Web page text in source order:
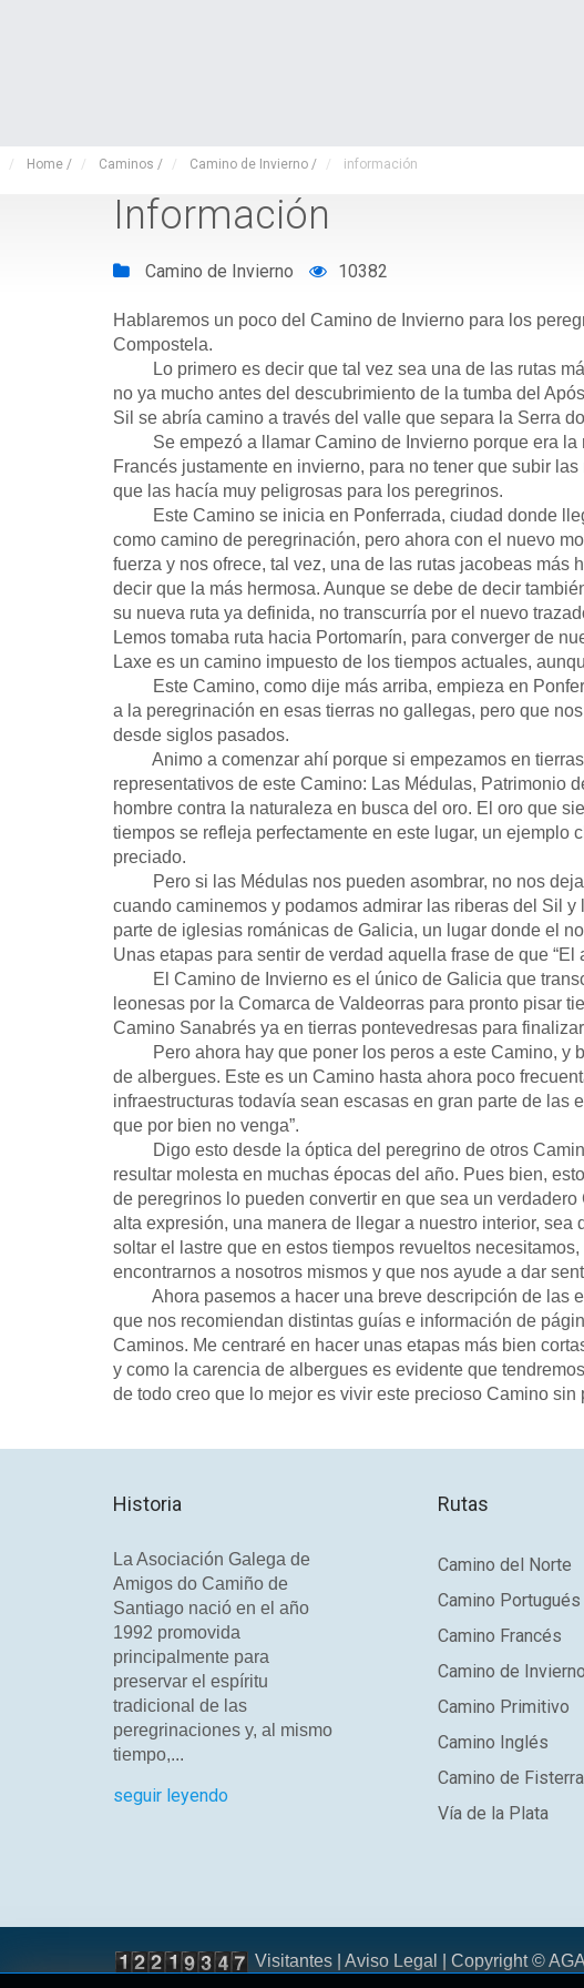
Home / Caminos / Camino de Invierno / información
Información
Camino de Invierno 10382
Hablaremos un poco del Camino de Invierno para los
Compostela.
Lo primero es decir que tal vez sea una de las rutas
no ya mucho antes del descubrimiento de la tumba del
Sil se abría camino a través del valle que separa la Serra
Se empezó a llamar Camino de Invierno porque era la
Francés justamente en invierno, para no tener que subir
que las hacía muy peligrosas para los peregrinos.
Este Camino se inicia en Ponferrada, ciudad donde
como camino de peregrinación, pero ahora con el nuevo
fuerza y nos ofrece, tal vez, una de las rutas jacobeas
decir que la más hermosa. Aunque se debe de decir
su nueva ruta ya definida, no transcurría por el nuevo
Lemos tomaba ruta hacia Portomarín, para converger de
Laxe es un camino impuesto de los tiempos actuales,
Este Camino, como dije más arriba, empieza en
a la peregrinación en esas tierras no gallegas, pero que
desde siglos pasados.
Animo a comenzar ahí porque si empezamos en tierras
representativos de este Camino: Las Médulas, Patrimonio
hombre contra la naturaleza en busca del oro. El oro que
tiempos se refleja perfectamente en este lugar, un
preciado.
Pero si las Médulas nos pueden asombrar, no nos
cuando caminemos y podamos admirar las riberas del Sil
parte de iglesias románicas de Galicia, un lugar donde el
Unas etapas para sentir de verdad aquella frase de que
El Camino de Invierno es el único de Galicia que
leonesas por la Comarca de Valdeorras para pronto pisar
Camino Sanabrés ya en tierras pontevedresas para
Pero ahora hay que poner los peros a este Camino, y
de albergues. Este es un Camino hasta ahora poco
infraestructuras todavía sean escasas en gran parte de las
que por bien no venga”.
Digo esto desde la óptica del peregrino de otros
resultar molesta en muchas épocas del año. Pues bien,
de peregrinos lo pueden convertir en que sea un
alta expresión, una manera de llegar a nuestro interior,
soltar el lastre que en estos tiempos revueltos
encontrarnos a nosotros mismos y que nos ayude a dar
Ahora pasemos a hacer una breve descripción de las
que nos recomiendan distintas guías e información de
Caminos. Me centraré en hacer unas etapas más bien
y como la carencia de albergues es evidente que
de todo creo que lo mejor es vivir este precioso Camino sin
Historia
La Asociación Galega de
Amigos do Camiño de
Santiago nació en el año
1992 promovida
principalmente para
preservar el espíritu
tradicional de las
peregrinaciones y, al mismo
tiempo,...
seguir leyendo
Rutas
Camino del Norte
Camino Portugués
Camino Francés
Camino de Invierno
Camino Primitivo
Camino Inglés
Camino de
Vía de la Plata
Visitantes | Aviso Legal | Copyright ©